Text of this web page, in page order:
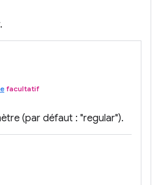
facultatif
(par défaut : "regular").